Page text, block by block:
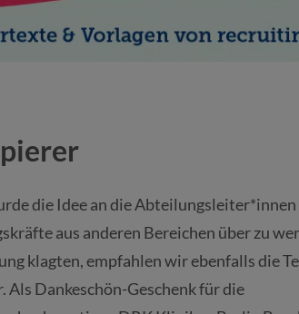
die Idee an die Abteilungsleiter*innen
aus anderen Bereichen über zu
klagten, empfahlen wir ebenfalls die
Dankeschön-Geschenk für die